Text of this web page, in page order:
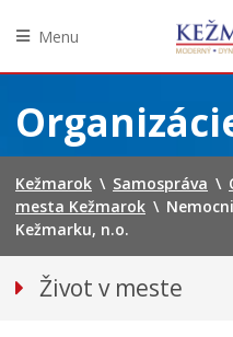
obsah
Menu
Kežmarok \ Samospráva \
mesta Kežmarok \
Kežmarku, n.o.
Život v meste